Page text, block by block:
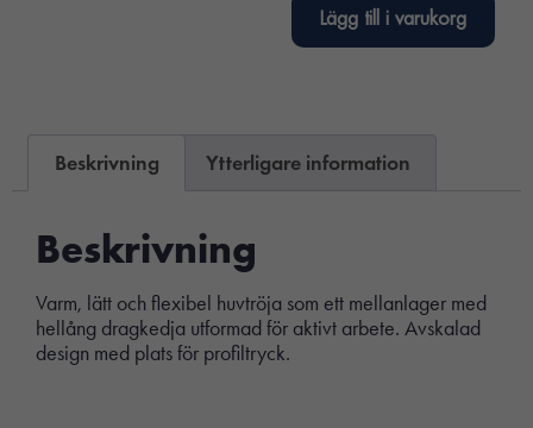
Lägg till i varukorg
Beskrivning Ytterligare information
Beskrivning
Varm, lätt och flexibel huvtröja som ett mellanlager med
hellång dragkedja utformad för aktivt arbete. Avskalad
design med plats för profiltryck.